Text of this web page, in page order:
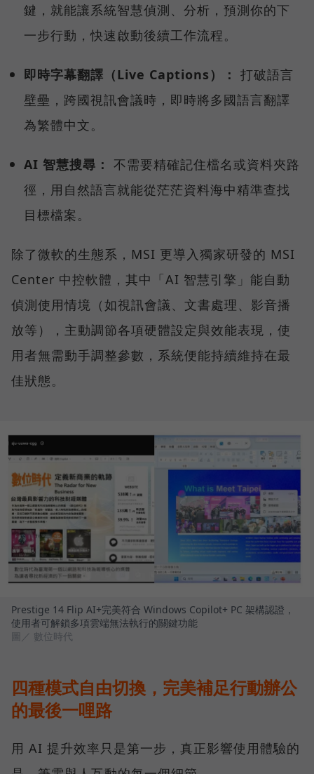
鍵，就能讓系統智慧偵測、分析，預測你的下
一步行動，快速啟動後續工作流程。
即時字幕翻譯（Live Captions）： 打破語言
壁壘，跨國視訊會議時，即時將多國語言翻譯
為繁體中文。
AI 智慧搜尋： 不需要精確記住檔名或資料夾路
徑，用自然語言就能從茫茫資料海中精準查找
目標檔案。
除了微軟的生態系，MSI 更導入獨家研發的 MSI
Center 中控軟體，其中「AI 智慧引擎」能自動
偵測使用情境（如視訊會議、文書處理、影音播
放等），主動調節各項硬體設定與效能表現，使
用者無需動手調整參數，系統便能持續維持在最
佳狀態。
Prestige 14 Flip AI+完美符合 Windows Copilot+ PC 架構認證，
使用者可解鎖多項雲端無法執行的關鍵功能
圖／ 數位時代
四種模式自由切換，完美補足行動辦公
的最後一哩路
用 AI 提升效率只是第一步，真正影響使用體驗的